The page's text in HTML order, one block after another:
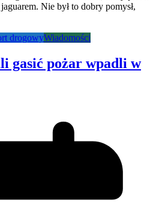
Nie był to dobry pomysł,
drogowyWiadomości
gasić pożar wpadli w